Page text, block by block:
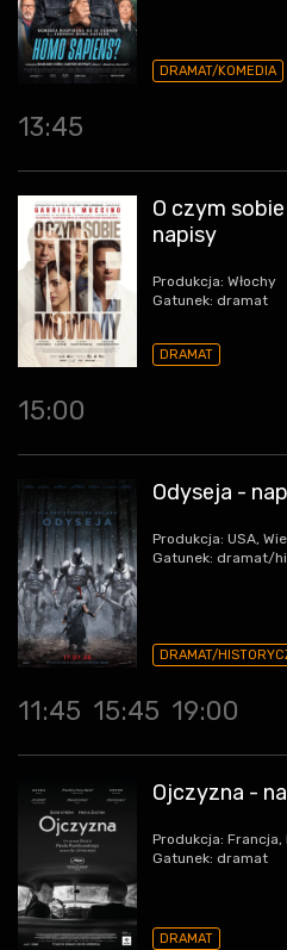
DRAMAT/KOMEDIA
13:45
O czym
napisy
Produkcja: Włochy
Gatunek: dramat
DRAMAT
15:00
Odyseja -
Produkcja: USA,
Gatunek: dramat/
DRAMAT/
11:45 15:45 19:00
Ojczyzna -
Produkcja: Francja,
Gatunek: dramat
DRAMAT